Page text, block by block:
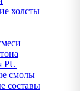
холсты
PU
смолы
составы